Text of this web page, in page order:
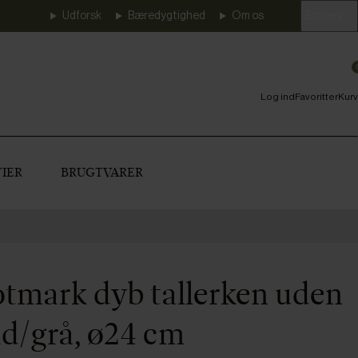
Udforsk Bæredygtighed Om os
Log indFavoritterKurv
BRUGTVARER
dyb tallerken uden
grå, ø24 cm